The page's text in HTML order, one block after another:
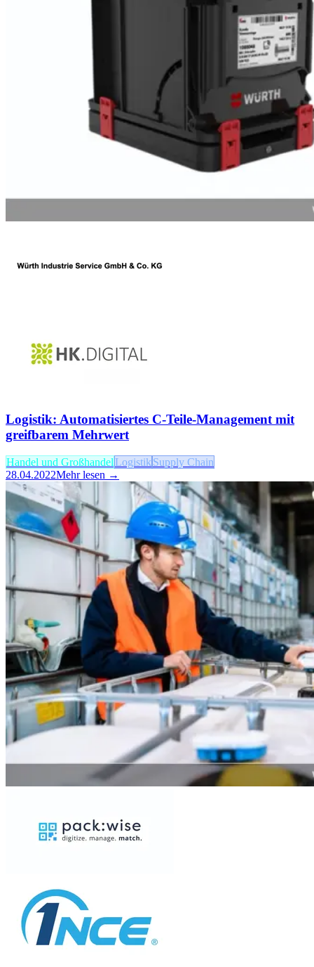
Logistik: Automatisiertes C-Teile-Management mit
greifbarem Mehrwert
Handel und Großhandel Logistik Supply Chain
28.04.2022Mehr lesen →